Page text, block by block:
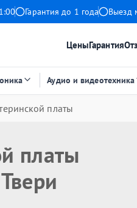
Гарантия до 1 года Выезд
ЦеныГарантия
Аудио и видеотехника
платы
платы